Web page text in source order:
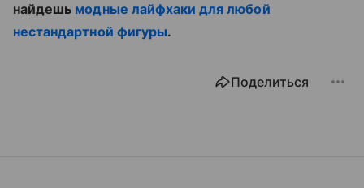
найдешь модные лайфхаки для любой
нестандартной фигуры.
Поделиться